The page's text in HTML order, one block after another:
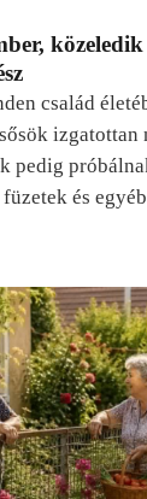
közeledik
család
izgatottan
pedig
és